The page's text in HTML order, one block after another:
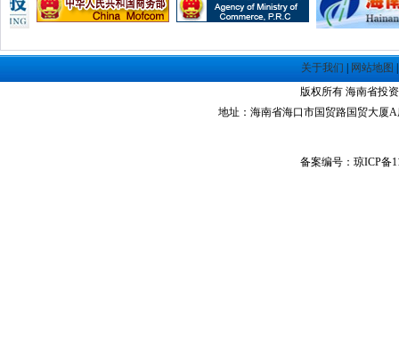
关于我们 网站地图
版权所有 海南省投资
地址：海南省海口市国贸路国贸大厦A
备案编号：琼ICP备